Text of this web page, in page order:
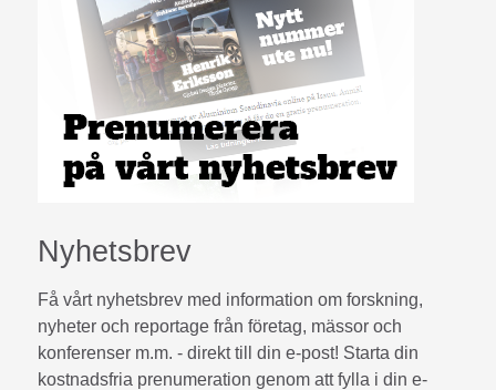
Nyhetsbrev
Få vårt nyhetsbrev med information om forskning,
nyheter och reportage från företag, mässor och
konferenser m.m. - direkt till din e-post! Starta din
kostnadsfria prenumeration genom att fylla i din e-